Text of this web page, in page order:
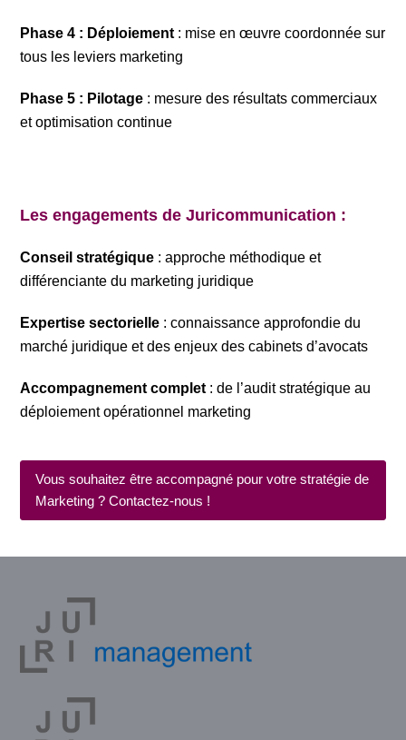
Phase 4 : Déploiement : mise en œuvre coordonnée sur
tous les leviers marketing
Phase 5 : Pilotage : mesure des résultats commerciaux
et optimisation continue
Les engagements de Juricommunication :
Conseil stratégique : approche méthodique et
différenciante du marketing juridique
Expertise sectorielle : connaissance approfondie du
marché juridique et des enjeux des cabinets d’avocats
Accompagnement complet : de l’audit stratégique au
déploiement opérationnel marketing
Vous souhaitez être accompagné pour votre stratégie de
Marketing ? Contactez-nous !